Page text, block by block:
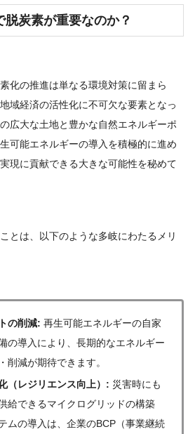
炭素が重要なのか？
化の推進は単なる環境対策に留まら
域経済の活性化に不可欠な要素となっ
広大な土地と豊かな自然エネルギーポ
可能エネルギーの導入を積極的に進め
現に貢献できる大きな可能性を秘めて
とは、以下のような多岐にわたるメリ
の削減: 再生可能エネルギーの自家
の導入により、長期的なエネルギー
削減が期待できます。
（レジリエンス向上）: 災害時にも
給できるマイクログリッドの構築
ムの導入は、企業のBCP（事業継続